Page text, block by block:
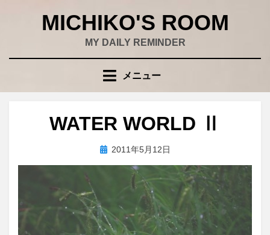
MICHIKO'S ROOM
MY DAILY REMINDER
メニュー
WATER WORLD Ⅱ
投稿者wad
投 2011年5月12日